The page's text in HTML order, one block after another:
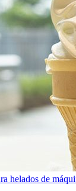
helados de